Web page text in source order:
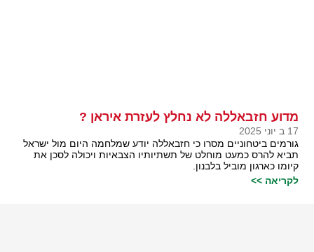
מדוע חזבאללה לא נחלץ לעזרת איראן ?
17 ב יוני 2025
גורמים ביטחוניים מסרו כי חזבאללה יודע שמלחמה היום מול ישראל
תביא להרס כמעט מוחלט של תשתיותיו הצבאיות ויכולה לסכן את
קיומו כארגון מוביל בלבנון.
לקריאה >>